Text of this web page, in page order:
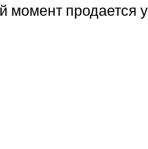
момент продается